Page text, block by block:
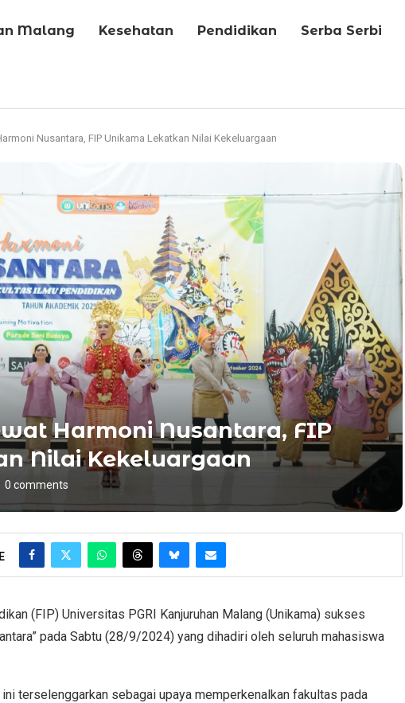
Malang Kesehatan Pendidikan Serba Serbi
Nusantara, FIP Unikama Lekatkan Nilai Kekeluargaan
Harmoni Nusantara, FIP
Nilai Kekeluargaan
0 comments
(FIP) Universitas PGRI Kanjuruhan Malang (Unikama) sukses
pada Sabtu (28/9/2024) yang dihadiri oleh seluruh mahasiswa
terselenggarkan sebagai upaya memperkenalkan fakultas pada